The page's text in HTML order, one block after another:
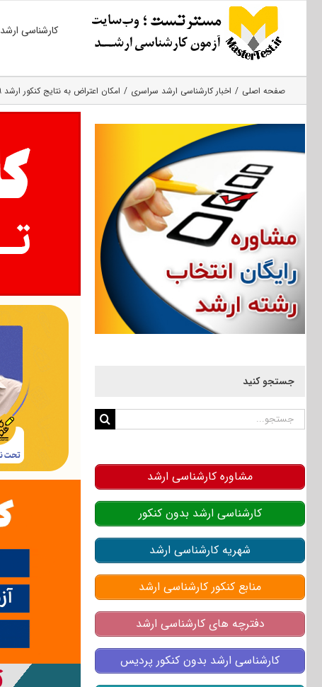
کارشناسی ارشد
صفحه اصلی اخبار کارشناسی ارشد سراسری امکان اعتراض به نتایج کنکور ارشد ۹۹
جستجو کنید
جستجو
مشاوره کارشناسی ارشد
کارشناسی ارشد بدون کنکور
شهریه کارشناسی ارشد
منابع کنکور کارشناسی ارشد
دفترچه های کارشناسی ارشد
کارشناسی ارشد بدون کنکور پردیس